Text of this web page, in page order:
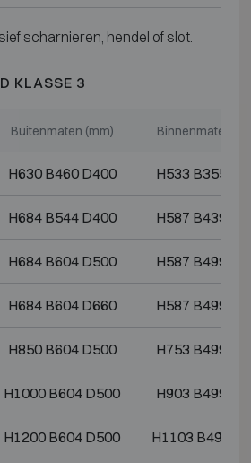
scharnieren, hendel of slot.
KLASSE 3
Buitenmaten (mm) Binnenmaten
H630 B460 D400 H533 B355
H684 B544 D400 H587 B439
H684 B604 D500 H587 B499
H684 B604 D660 H587 B499
H850 B604 D500 H753 B499
H1000 B604 D500 H903 B499
H1200 B604 D500 H1103 B499